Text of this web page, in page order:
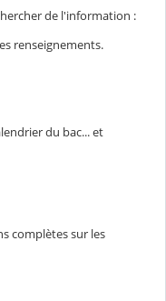
de l'information :
renseignements.
du bac... et
complètes sur les